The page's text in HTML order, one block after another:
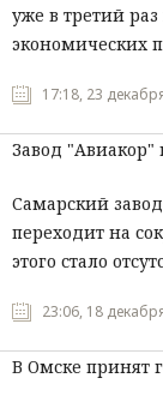
уже в третий
экономических
17:18, 23
Завод "Авиакор"
Самарский
переходит на
этого стало
23:06, 18
В Омске принят